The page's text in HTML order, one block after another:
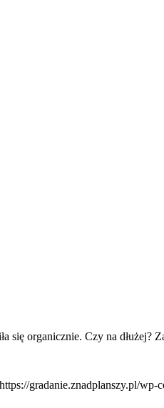
się organicznie. Czy na dłużej?
https://gradanie.znadplanszy.pl/wp-